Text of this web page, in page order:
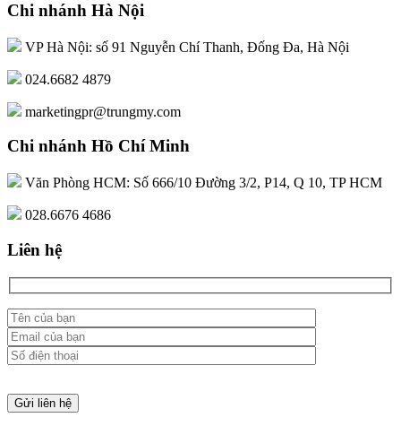
Chi nhánh Hà Nội
VP Hà Nội: số 91 Nguyễn Chí Thanh, Đống Đa, Hà Nội
024.6682 4879
marketingpr@trungmy.com
Chi nhánh Hồ Chí Minh
Văn Phòng HCM: Số 666/10 Đường 3/2, P14, Q 10, TP HCM
028.6676 4686
Liên hệ